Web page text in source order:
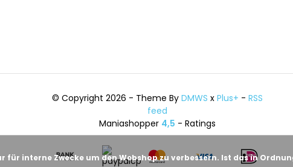
© Copyright 2026 - Theme ByDMWS xPlus+ -RSS
feed
Maniashopper 4,5 - Ratings
für interne Zwecke um den Webshop zu verbessern. Ist das in